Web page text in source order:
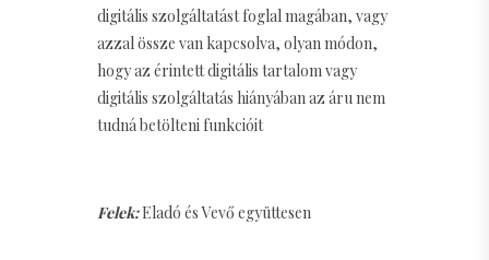
digitális szolgáltatást foglal magában, vagy
azzal össze van kapcsolva, olyan módon,
hogy az érintett digitális tartalom vagy
digitális szolgáltatás hiányában az áru nem
tudná betölteni funkcióit
Felek:Eladó és Vevő együttesen